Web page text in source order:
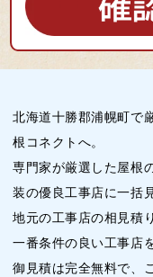
北海道十勝郡浦幌町で
根コネクトへ。
専門家が厳選した屋根
装の優良工事店に一括
地元の工事店の相見積
一番条件の良い工事店
御見積は完全無料で、